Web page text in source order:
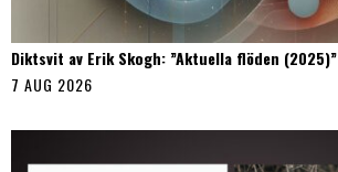
Diktsvit av Erik Skogh: ”Aktuella flöden (2025)”
7 AUG 2026